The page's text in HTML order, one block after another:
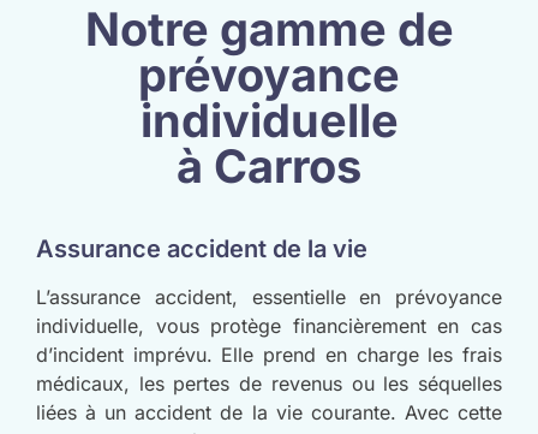
Notre gamme de
prévoyance
individuelle
à Carros
Assurance accident de la vie
L’assurance accident, essentielle en prévoyance
individuelle, vous protège financièrement en cas
d’incident imprévu. Elle prend en charge les frais
médicaux, les pertes de revenus ou les séquelles
liées à un accident de la vie courante. Avec cette